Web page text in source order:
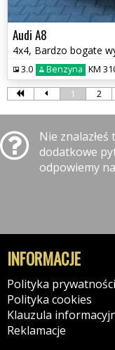
Audi A8
4x4, Bardzo bogate
3.0 Benzyna KM
1 2
Nie
dodatkowe
odpowiemy
INFORMACJE
Polityka prywatności
Polityka cookies
Klauzula
Reklamacje